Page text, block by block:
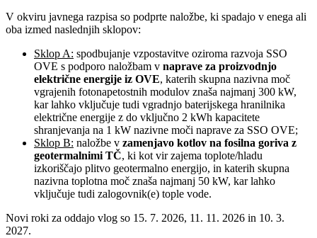
V okviru javnega razpisa so podprte naložbe, ki spadajo v enega ali
oba izmed naslednjih sklopov:
Sklop A: spodbujanje vzpostavitve oziroma razvoja SSO
OVE s podporo naložbam v naprave za proizvodnjo
električne energije iz OVE, katerih skupna nazivna moč
vgrajenih fotonapetostnih modulov znaša najmanj 300 kW,
kar lahko vključuje tudi vgradnjo baterijskega hranilnika
električne energije z do vključno 2 kWh kapacitete
shranjevanja na 1 kW nazivne moči naprave za SSO OVE;
Sklop B: naložbe v zamenjavo kotlov na fosilna goriva z
geotermalnimi TČ, ki kot vir zajema toplote/hladu
izkoriščajo plitvo geotermalno energijo, in katerih skupna
nazivna toplotna moč znaša najmanj 50 kW, kar lahko
vključuje tudi zalogovnik(e) tople vode.
Novi roki za oddajo vlog so 15. 7. 2026, 11. 11. 2026 in 10. 3.
2027.